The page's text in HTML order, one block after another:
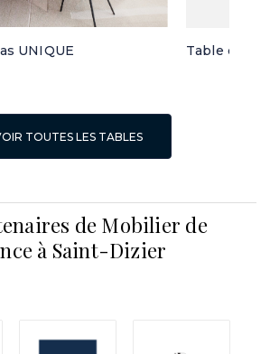
UNIQUE Table de
TOUTES LES TABLES
de Mobilier de
à Saint-Dizier